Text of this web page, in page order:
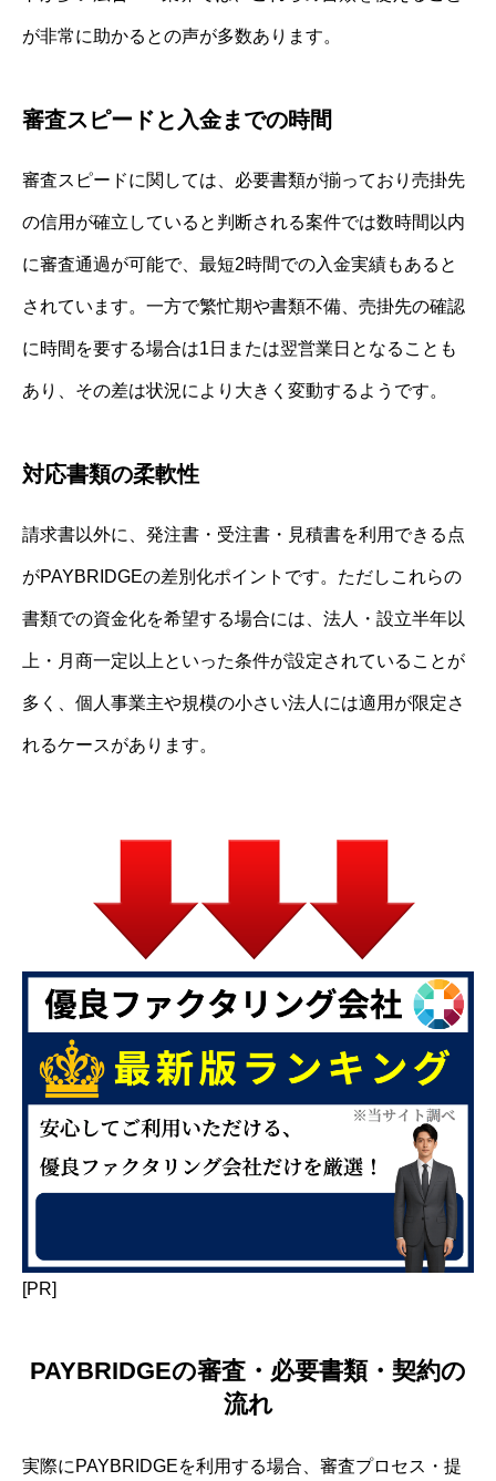
が非常に助かるとの声が多数あります。
審査スピードと入金までの時間
審査スピードに関しては、必要書類が揃っており売掛先
の信用が確立していると判断される案件では数時間以内
に審査通過が可能で、最短2時間での入金実績もあると
されています。一方で繁忙期や書類不備、売掛先の確認
に時間を要する場合は1日または翌営業日となることも
あり、その差は状況により大きく変動するようです。
対応書類の柔軟性
請求書以外に、発注書・受注書・見積書を利用できる点
がPAYBRIDGEの差別化ポイントです。ただしこれらの
書類での資金化を希望する場合には、法人・設立半年以
上・月商一定以上といった条件が設定されていることが
多く、個人事業主や規模の小さい法人には適用が限定さ
れるケースがあります。
[PR]
PAYBRIDGEの審査・必要書類・契約の
流れ
実際にPAYBRIDGEを利用する場合、審査プロセス・提